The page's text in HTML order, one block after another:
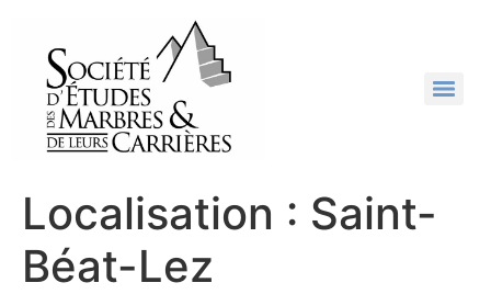
Localisation : Saint-
Béat-Lez